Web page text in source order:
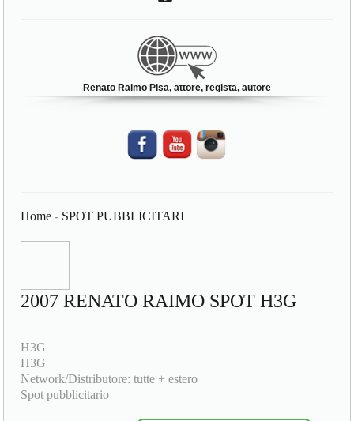
Renato Raimo Pisa, attore, regista, autore
Home - SPOT PUBBLICITARI
2007 RENATO RAIMO SPOT H3G
H3G
H3G
Network/Distributore: tutte + estero
Spot pubblicitario